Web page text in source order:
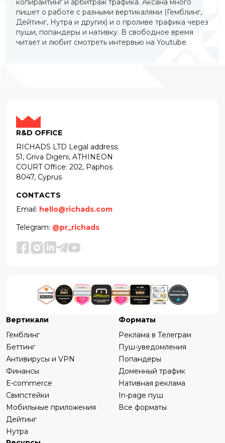
копирайтинг и арбитраж трафика. Аксана много
пишет о работе с разными вертикалями (Гемблинг,
Дейтинг, Нутра и других) и о проливе трафика через
пуши, попандеры и нативку. В свободное время
читает и любит смотреть интервью на Youtube.
R&D OFFICE
RICHADS LTD Legal address:
51, Griva Digeni, ATHINEON
COURT Office: 202, Paphos
8047, Cyprus
CONTACTS
Email: hello@richads.com
Telegram: @pr_richads
Вертикали
Гемблинг
Беттинг
Антивирусы и VPN
Финансы
Е-commerce
Свипстейки
Мобильные приложения
Дейтинг
Нутра
Форматы
Реклама в Телеграм
Пуш-уведомления
Попандеры
Доменный трафик
Нативная реклама
In-page пуш
Все форматы